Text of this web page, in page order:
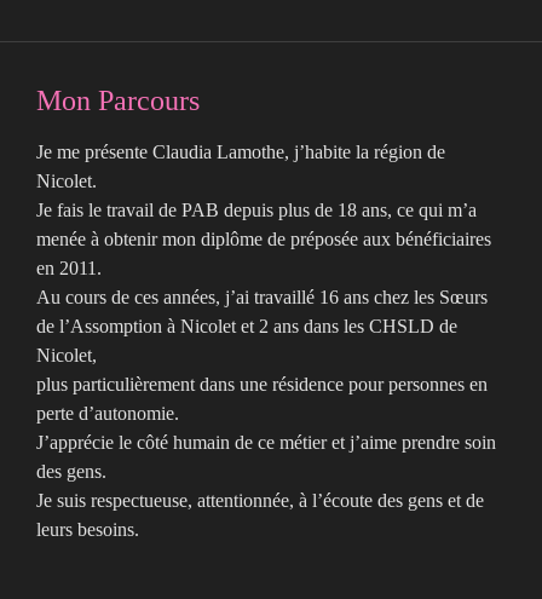
Mon Parcours
Je me présente Claudia Lamothe, j’habite la région de
Nicolet.
Je fais le travail de PAB depuis plus de 18 ans, ce qui m’a
menée à obtenir mon diplôme de préposée aux bénéficiaires
en 2011.
Au cours de ces années, j’ai travaillé 16 ans chez les Sœurs
de l’Assomption à Nicolet et 2 ans dans les CHSLD de
Nicolet,
plus particulièrement dans une résidence pour personnes en
perte d’autonomie.
J’apprécie le côté humain de ce métier et j’aime prendre soin
des gens.
Je suis respectueuse, attentionnée, à l’écoute des gens et de
leurs besoins.